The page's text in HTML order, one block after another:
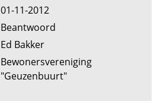
01-11-2012
Beantwoord
Ed Bakker
Bewonersvereniging
"Geuzenbuurt"